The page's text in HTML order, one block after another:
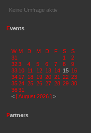
Keine Umfrage aktiv
Events
W M D M D F S
S
31
1
2
32 3 4 5 6 7 8
9
33 10 11 12 13 14 15 16
34 17 18 19 20 21 22 23
35 24 25 26 27 28 29 30
36 31
<[ August 2026 ] >
Partners